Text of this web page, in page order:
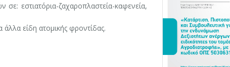
εστιατόρια-ζαχαροπλαστεία-καφενεία,
είδη ατομικής φροντίδας.